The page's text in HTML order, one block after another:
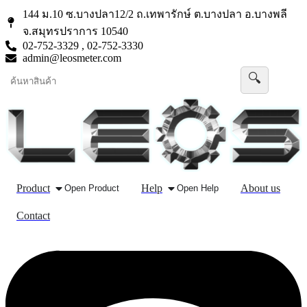
Skip
to
content
144 ม.10 ซ.บางปลา12/2 ถ.เทพารักษ์ ต.บางปลา อ.บางพลี
จ.สมุทรปราการ 10540
02-752-3329 , 02-752-3330
admin@leosmeter.com
🔍
Product Open Product Help Open Help About us
Contact